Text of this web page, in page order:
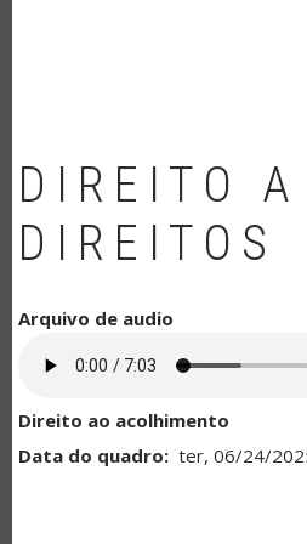
DIREITO A
DIREITOS
Arquivo de audio
Direito ao acolhimento
Data do quadro
ter, 06/24/